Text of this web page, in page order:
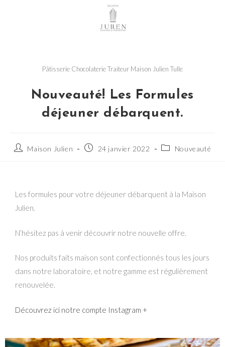
Pâtisserie Chocolaterie Traiteur Maison Julien Tulle
Nouveauté! Les Formules
déjeuner débarquent.
Maison Julien 24 janvier 2022 Nouveauté
Les formules pour votre déjeuner débarquent à la Maison
Julien.
N’hésitez pas à venir découvrir notre nouvelle offre.
Nos produits faits maison sont confectionnés tous les jours
dans notre laboratoire, et notre gamme est régulièrement
renouvelée.
Découvrez ici notre compte Instagram +